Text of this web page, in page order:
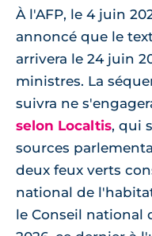
À l'AFP, le 4 juin
annoncé que le
arrivera le 24 juin
ministres. La
suivra ne
selon Localtis, qui
sources
deux feux verts
national de
le Conseil national